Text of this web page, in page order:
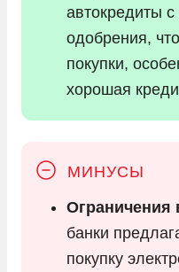
автокредиты
одобрения,
покупки,
хорошая
Ограничения
банки
покупку